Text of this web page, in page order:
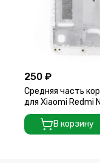
250 ₽
Средняя часть
для Xiaomi Redmi
В корзину